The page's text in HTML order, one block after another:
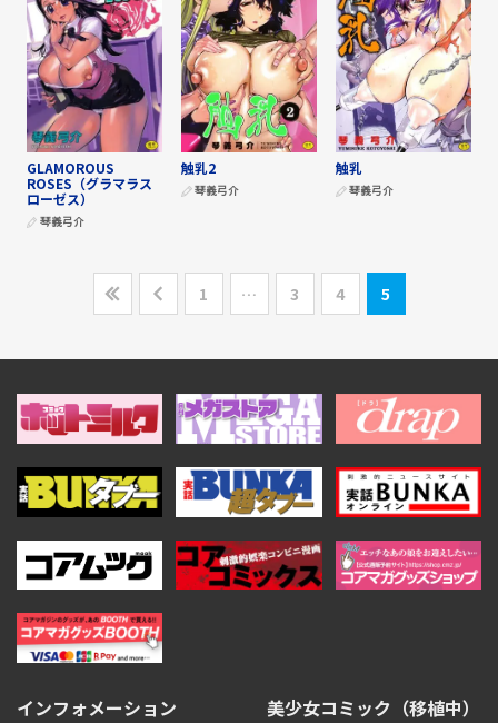
GLAMOROUS
ROSES（グラマラス
ローゼス）
琴義弓介
触乳2
琴義弓介
触乳
琴義弓介
1 … 3 4 5
インフォメーション
美少女コミック（移植中）